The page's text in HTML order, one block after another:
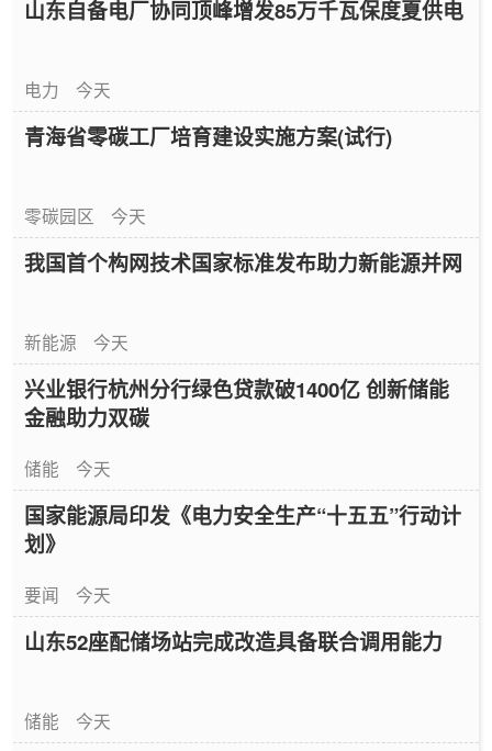
山东自备电厂协同顶峰增发85万千瓦保度夏供电
电力 今天
青海省零碳工厂培育建设实施方案(试行)
零碳园区 今天
我国首个构网技术国家标准发布助力新能源并网
新能源 今天
兴业银行杭州分行绿色贷款破1400亿 创新储能
金融助力双碳
储能 今天
国家能源局印发《电力安全生产“十五五”行动计
划》
要闻 今天
山东52座配储场站完成改造具备联合调用能力
储能 今天